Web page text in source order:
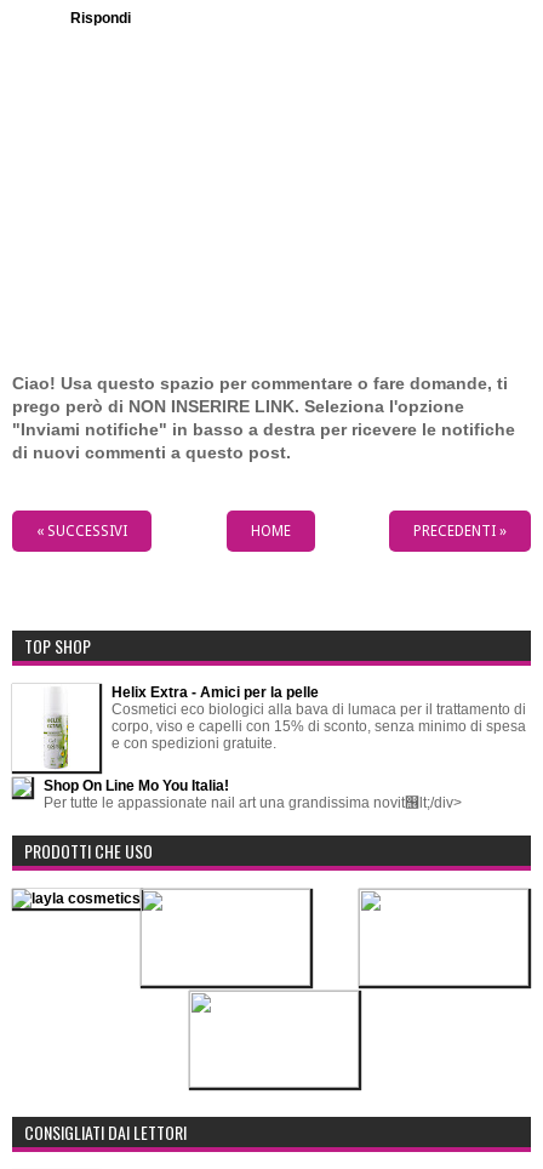
Rispondi
Ciao! Usa questo spazio per commentare o fare domande, ti
prego però di NON INSERIRE LINK. Seleziona l'opzione
"Inviami notifiche" in basso a destra per ricevere le notifiche
di nuovi commenti a questo post.
« SUCCESSIVI PRECEDENTI »
HOME
TOP SHOP
Helix Extra - Amici per la pelle
Cosmetici eco biologici alla bava di lumaca per il trattamento di
corpo, viso e capelli con 15% di sconto, senza minimo di spesa
e con spedizioni gratuite.
Shop On Line Mo You Italia!
Per tutte le appassionate nail art una grandissima novit஦lt;/div>
PRODOTTI CHE USO
CONSIGLIATI DAI LETTORI